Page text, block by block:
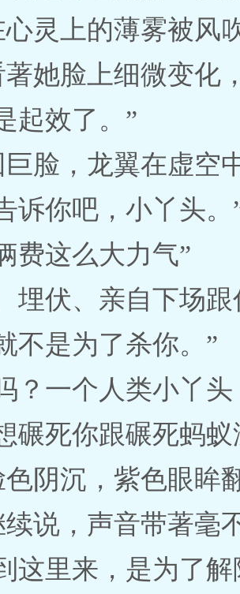
灵上的薄雾被风
她脸上细微变化
起效了。”
脸，龙翼在虚空
诉你吧，小丫头。
费这么大力气”
埋伏、亲自下场跟
不是为了杀你。”
？一个人类小丫
碾死你跟碾死蚂蚁
阴沉，紫色眼眸
说，声音带著毫
这里来，是为了